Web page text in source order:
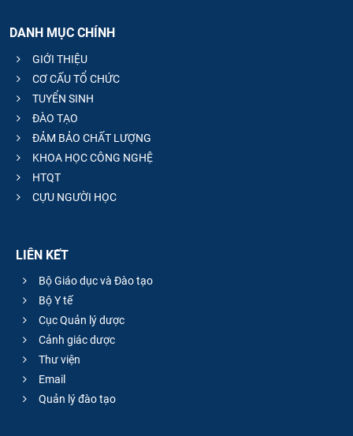
DANH MỤC CHÍNH
GIỚI THIỆU
CƠ CẤU TỔ CHỨC
TUYỂN SINH
ĐÀO TẠO
ĐẢM BẢO CHẤT LƯỢNG
KHOA HỌC CÔNG NGHỆ
HTQT
CỰU NGƯỜI HỌC
LIÊN KẾT
Bộ Giáo dục và Đào tạo
Bộ Y tế
Cục Quản lý dược
Cảnh giác dược
Thư viện
Email
Quản lý đào tạo